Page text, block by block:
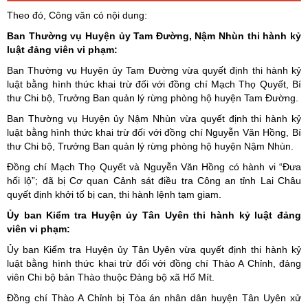
Theo đó, Công văn có nội dung:
Ban Thường vụ Huyện ủy Tam Đường, Nậm Nhùn thi hành kỷ
luật đảng viên vi phạm:
Ban Thường vụ Huyện ủy Tam Đường vừa quyết định thi hành kỷ
luật bằng hình thức khai trừ đối với đồng chí Mạch Thọ Quyết, Bí
thư Chi bộ, Trưởng Ban quản lý rừng phòng hộ huyện Tam Đường.
Ban Thường vụ Huyện ủy Nậm Nhùn vừa quyết định thi hành kỷ
luật bằng hình thức khai trừ đối với đồng chí Nguyễn Văn Hồng, Bí
thư Chi bộ, Trưởng Ban quản lý rừng phòng hộ huyện Nậm Nhùn.
Đồng chí Mạch Thọ Quyết và Nguyễn Văn Hồng có hành vi “Đưa
hối lộ”; đã bị Cơ quan Cảnh sát điều tra Công an tỉnh Lai Châu
quyết định khởi tố bị can, thi hành lệnh tạm giam.
Ủy ban Kiểm tra Huyện ủy Tân Uyên thi hành kỷ luật đảng
viên vi phạm:
Ủy ban Kiểm tra Huyện ủy Tân Uyên vừa quyết định thi hành kỷ
luật bằng hình thức khai trừ đối với đồng chí Thào A Chỉnh, đảng
viên Chi bộ bản Thào thuộc Đảng bộ xã Hố Mít.
Đồng chí Thào A Chỉnh bị Tòa án nhân dân huyện Tân Uyên xử